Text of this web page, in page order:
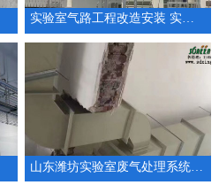
实验室气路工程改造安装 实验室管道厂家
山东潍坊实验室废气处理系统安装设计实验室通排风系统